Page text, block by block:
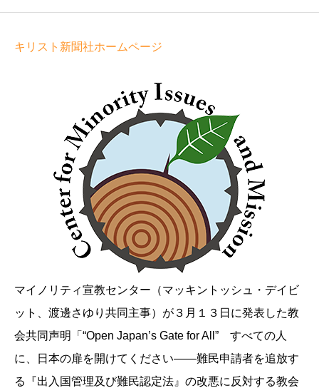
キリスト新聞社ホームページ
マイノリティ宣教センター（マッキントッシュ・デイビ
ット、渡邊さゆり共同主事）が３月１３日に発表した教
会共同声明「“Open Japan’s Gate for All” すべての人
に、日本の扉を開けてください――難民申請者を追放す
る『出入国管理及び難民認定法』の改悪に反対する教会